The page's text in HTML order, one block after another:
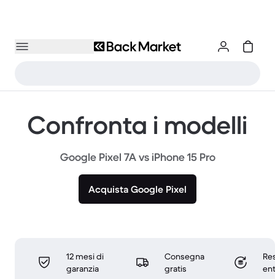
Confronta i modelli
Google Pixel 7A vs iPhone 15 Pro
Acquista Google Pixel
12 mesi di
garanzia
Consegna
gratis